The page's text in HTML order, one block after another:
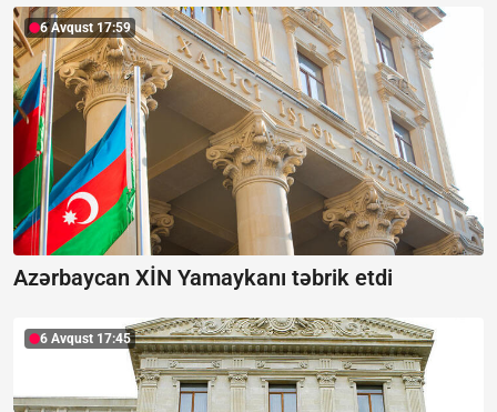
6 Avqust 17:59
Azərbaycan XİN Yamaykanı təbrik etdi
6 Avqust 17:45